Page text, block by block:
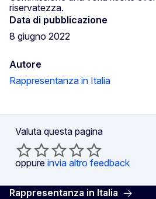
riservatezza.
Data di pubblicazione
8 giugno 2022
Autore
Rappresentanza in Italia
Valuta questa pagina
oppure invia altro feedback
Rappresentanza in Italia